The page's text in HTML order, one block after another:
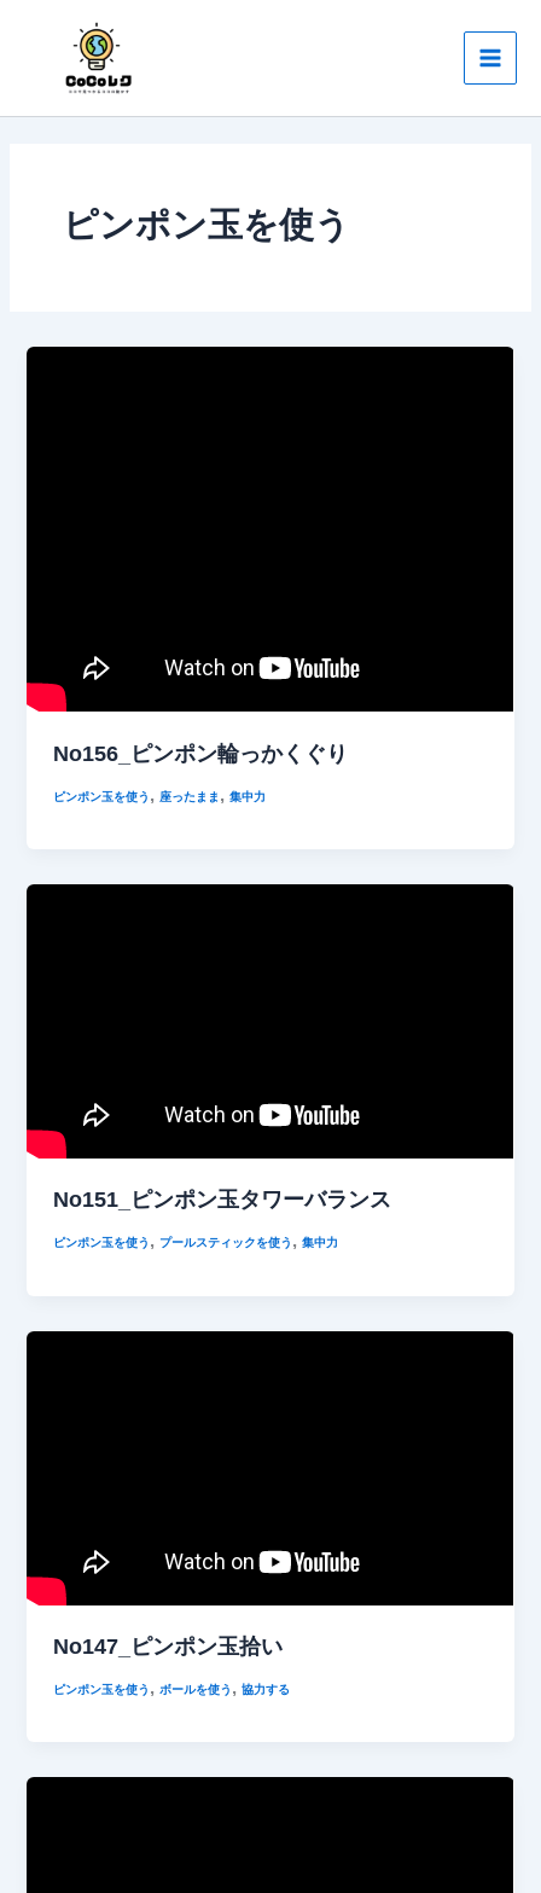
ピンポン玉を使う
No156_ピンポン輪っかくぐり
ピンポン玉を使う , 座ったまま ,集中力
No151_ピンポン玉タワーバランス
ピンポン玉を使う , プールスティックを使う ,集中力
No147_ピンポン玉拾い
ピンポン玉を使う , ボールを使う ,協力する